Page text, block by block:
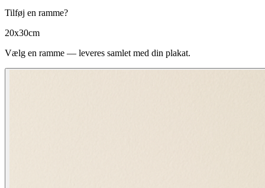
Tilføj en ramme?
20x30cm
Vælg en ramme — leveres samlet med din plakat.